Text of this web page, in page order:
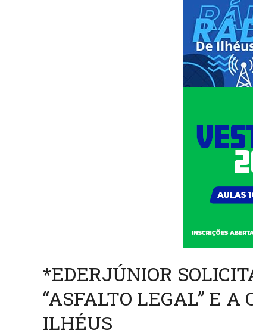
*EDERJÚNIOR
“ASFALTO LEGAL” E
ILHÉUS